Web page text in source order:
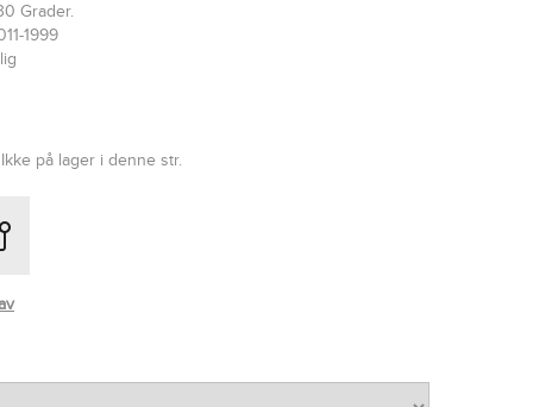
Grader.
1999
Ikke på lager i denne str.